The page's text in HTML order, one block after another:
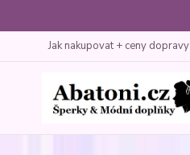
Jak nakupovat + ceny dopravy